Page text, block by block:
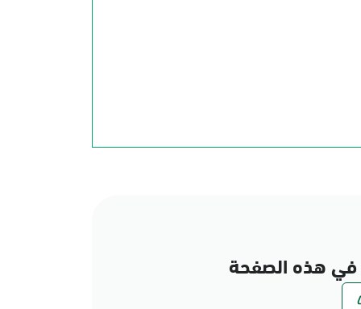
هذه الصفحة